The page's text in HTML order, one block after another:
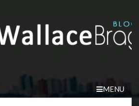
MENU